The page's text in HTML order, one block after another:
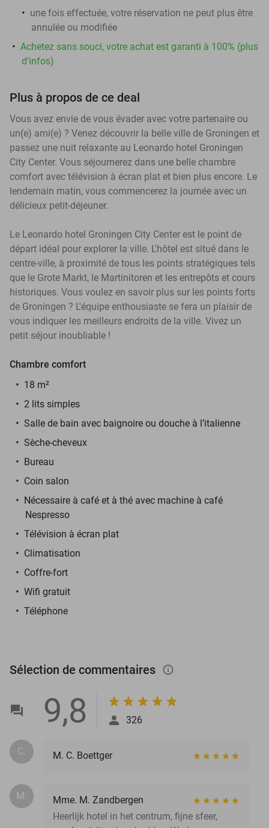
une fois effectuée, votre réservation ne peut plus être
annulée ou modifiée
Achetez sans souci, votre achat est garanti à 100% (plus
d'infos)
Plus à propos de ce deal
Vous avez envie de vous évader avec votre partenaire ou
un(e) ami(e) ? Venez découvrir la belle ville de Groningen et
passez une nuit relaxante au Leonardo hotel Groningen
City Center. Vous séjournerez dans une belle chambre
comfort avec télévision à écran plat et bien plus encore. Le
lendemain matin, vous commencerez la journée avec un
délicieux petit-déjeuner.
Le Leonardo hotel Groningen City Center est le point de
départ idéal pour explorer la ville. L'hôtel est situé dans le
centre-ville, à proximité de tous les points stratégiques tels
que le Grote Markt, le Martinitoren et les entrepôts et cours
historiques. Vous voulez en savoir plus sur les points forts
de Groningen ? L'équipe enthousiaste se fera un plaisir de
vous indiquer les meilleurs endroits de la ville. Vivez un
petit séjour inoubliable !
Chambre comfort
18 m²
2 lits simples
Salle de bain avec baignoire ou douche à l’italienne
Sèche-cheveux
Bureau
Coin salon
Nécessaire à café et à thé avec machine à café
Nespresso
Télévision à écran plat
Climatisation
Coffre-fort
Wifi gratuit
Téléphone
Sélection de commentaires info_outlined
9,8 326
C. M. C. Boettger
M.
Mme. M. Zandbergen
Heerlijk hotel in het centrum, fijne sfeer,